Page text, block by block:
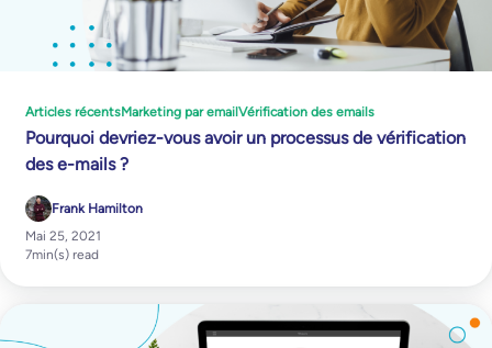
Articles récentsMarketing par emailVérification des emails
Pourquoi devriez-vous avoir un processus de vérification
des e-mails ?
Frank Hamilton
Mai 25, 2021
7min(s) read